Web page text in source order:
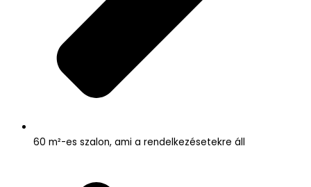
60 m²-es szalon, ami a rendelkezésetekre áll